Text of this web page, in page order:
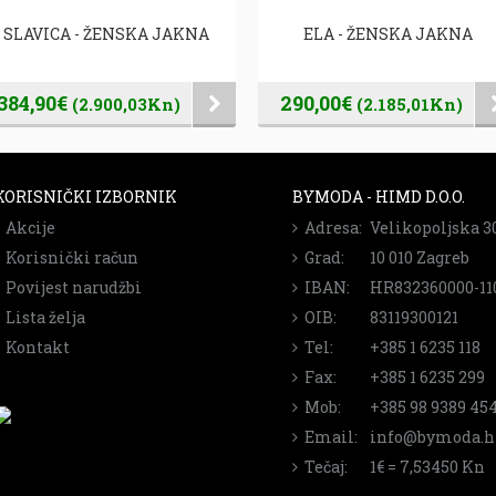
SLAVICA - ŽENSKA JAKNA
(2.900,03Kn)
ELA - ŽENSKA JAKNA
290,00€ (2.185,01Kn)
IZBORNIK
Akcije
Korisnički račun
Povijest narudžbi
Lista želja
Kontakt
BYMODA - HIMD D.O.O.
Adresa: Velikopoljska
Grad:
10 010 Zagreb
IBAN:
HR832360000-
OIB:
83119300121
Tel:
+385 1 6235 118
Fax:
+385 1 6235 299
Mob:
+385 98 9389 454
Email:
Tečaj:
1€ = 7,53450 Kn